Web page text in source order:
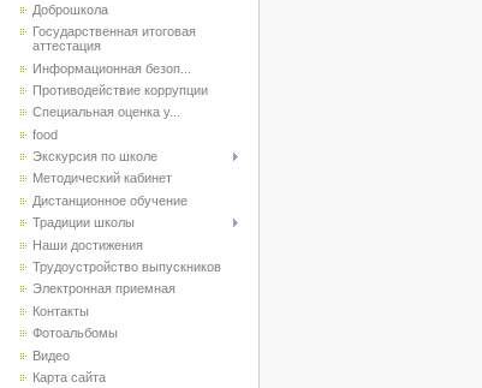
Доброшкола
Государственная итоговая
аттестация
Информационная безоп...
Противодействие коррупции
Специальная оценка у...
food
Экскурсия по школе
Методический кабинет
Дистанционное обучение
Традиции школы
Наши достижения
Трудоустройство выпускников
Электронная приемная
Контакты
Фотоальбомы
Видео
Карта сайта